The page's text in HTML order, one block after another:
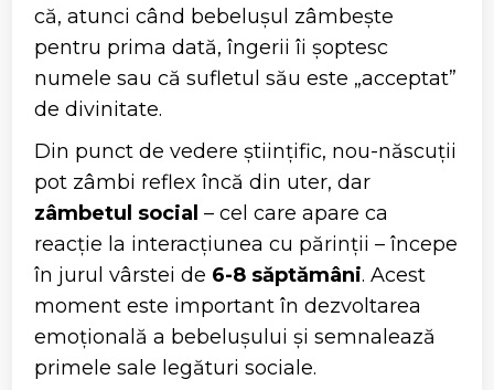
că, atunci când bebelușul zâmbește
pentru prima dată, îngerii îi șoptesc
numele sau că sufletul său este „acceptat”
de divinitate.
Din punct de vedere științific, nou-născuții
pot zâmbi reflex încă din uter, dar
zâmbetul social – cel care apare ca
reacție la interacțiunea cu părinții – începe
în jurul vârstei de 6-8 săptămâni. Acest
moment este important în dezvoltarea
emoțională a bebelușului și semnalează
primele sale legături sociale.